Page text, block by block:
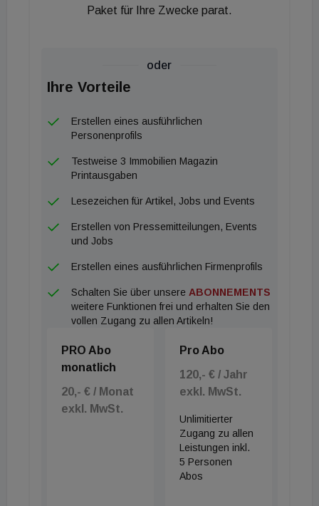
Paket für Ihre Zwecke parat.
oder
Ihre Vorteile
Erstellen eines ausführlichen
Personenprofils
Testweise 3 Immobilien Magazin
Printausgaben
Lesezeichen für Artikel, Jobs und Events
Erstellen von Pressemitteilungen, Events
und Jobs
Erstellen eines ausführlichen Firmenprofils
Schalten Sie über unsere ABONNEMENTS
weitere Funktionen frei und erhalten Sie den
vollen Zugang zu allen Artikeln!
PRO Abo
monatlich
20,- € / Monat
exkl. MwSt.
Pro Abo
120,- € / Jahr
exkl. MwSt.
Unlimitierter
Zugang zu allen
Leistungen inkl.
5 Personen
Abos